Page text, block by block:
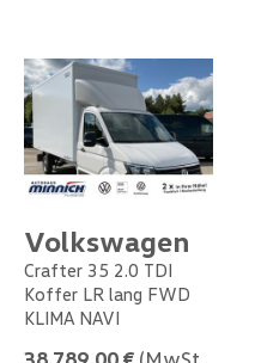
Volkswagen
Crafter 35 2.0 TDI
Koffer LR lang FWD
KLIMA NAVI